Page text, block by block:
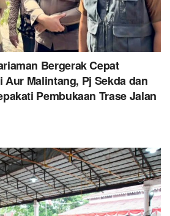
Bergerak Cepat
Malintang, Pj Sekda dan
Pembukaan Trase Jalan